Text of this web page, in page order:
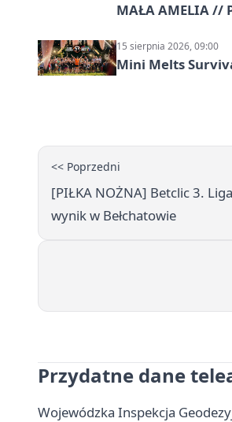
MAŁA AMELIA //
15 sierpnia 2026, 09:00
Mini Melts
<< Poprzedni
[PIŁKA NOŻNA] Betclic 3.
wynik w Bełchatowie
Przydatne dane
Wojewódzka Inspekcja